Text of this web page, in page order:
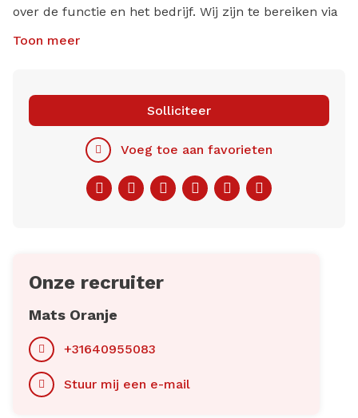
over de functie en het bedrijf. Wij zijn te bereiken via
jobs@redrecruitment.nl
sollicitatieprocedure.
Toon meer
Facebook
TwitterLinkedInPinterestWhatsApp
Solliciteer
Voeg toe aan favorieten
Onze recruiter
Mats Oranje
+31640955083
Stuur mij een e-mail